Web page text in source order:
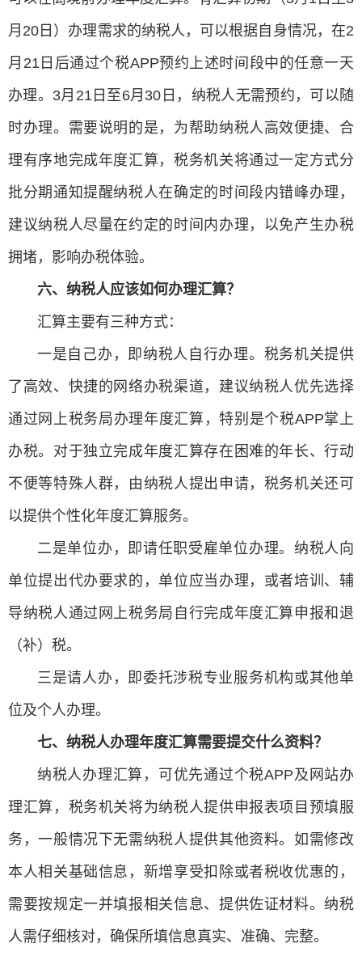
月20日）办理需求的纳税人，可以根据自身情况，在2
月21日后通过个税APP预约上述时间段中的任意一天
办理。3月21日至6月30日，纳税人无需预约，可以随
时办理。需要说明的是，为帮助纳税人高效便捷、合
理有序地完成年度汇算，税务机关将通过一定方式分
批分期通知提醒纳税人在确定的时间段内错峰办理，
建议纳税人尽量在约定的时间内办理，以免产生办税
拥堵，影响办税体验。
六、纳税人应该如何办理汇算？
汇算主要有三种方式：
一是自己办，即纳税人自行办理。税务机关提供
了高效、快捷的网络办税渠道，建议纳税人优先选择
通过网上税务局办理年度汇算，特别是个税APP掌上
办税。对于独立完成年度汇算存在困难的年长、行动
不便等特殊人群，由纳税人提出申请，税务机关还可
以提供个性化年度汇算服务。
二是单位办，即请任职受雇单位办理。纳税人向
单位提出代办要求的，单位应当办理，或者培训、辅
导纳税人通过网上税务局自行完成年度汇算申报和退
（补）税。
三是请人办，即委托涉税专业服务机构或其他单
位及个人办理。
七、纳税人办理年度汇算需要提交什么资料？
纳税人办理汇算，可优先通过个税APP及网站办
理汇算，税务机关将为纳税人提供申报表项目预填服
务，一般情况下无需纳税人提供其他资料。如需修改
本人相关基础信息，新增享受扣除或者税收优惠的，
需要按规定一并填报相关信息、提供佐证材料。纳税
人需仔细核对，确保所填信息真实、准确、完整。